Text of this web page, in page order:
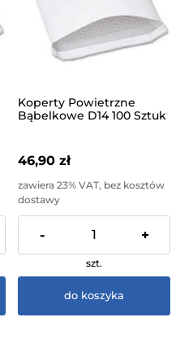
Koperty Powietrzne
Bąbelkowe D14 100 Sztuk
46,90 zł
zawiera 23% VAT, bez kosztów
dostawy
- +
szt.
do koszyka